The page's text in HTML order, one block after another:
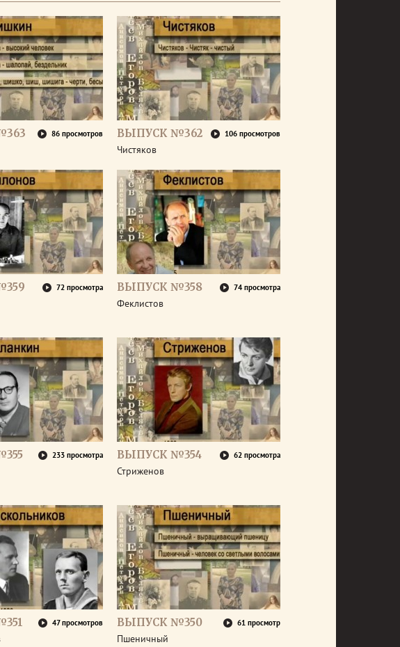
86 просмотров ВЫПУСК №362 106 просмотров
Чистяков
72 просмотра ВЫПУСК №358 74 просмотра
Феклистов
233 просмотра ВЫПУСК №354 62 просмотра
Стриженов
47 просмотров ВЫПУСК №350 61 просмотр
Пшеничный